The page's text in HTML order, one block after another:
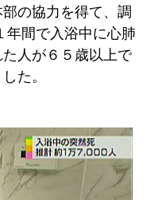
の協力を得て、調
年間で入浴中に心肺
人が６５歳以上で
た。